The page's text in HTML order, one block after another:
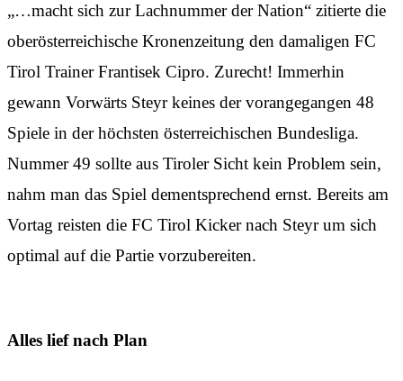
„…macht sich zur Lachnummer der Nation“ zitierte die
oberösterreichische Kronenzeitung den damaligen FC
Tirol Trainer Frantisek Cipro. Zurecht! Immerhin
gewann Vorwärts Steyr keines der vorangegangen 48
Spiele in der höchsten österreichischen Bundesliga.
Nummer 49 sollte aus Tiroler Sicht kein Problem sein,
nahm man das Spiel dementsprechend ernst. Bereits am
Vortag reisten die FC Tirol Kicker nach Steyr um sich
optimal auf die Partie vorzubereiten.
Alles lief nach Plan